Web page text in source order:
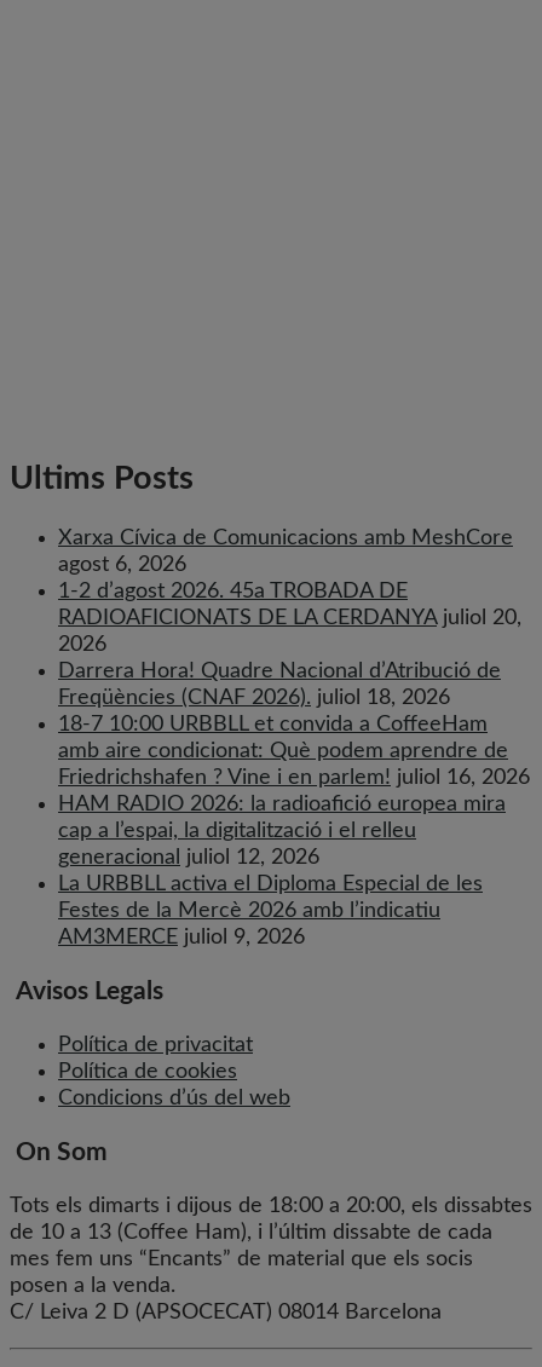
Ultims Posts
Xarxa Cívica de Comunicacions amb MeshCore
agost 6, 2026
1-2 d’agost 2026. 45a TROBADA DE
RADIOAFICIONATS DE LA CERDANYA juliol 20,
2026
Darrera Hora! Quadre Nacional d’Atribució de
Freqüències (CNAF 2026). juliol 18, 2026
18-7 10:00 URBBLL et convida a CoffeeHam
amb aire condicionat: Què podem aprendre de
Friedrichshafen ? Vine i en parlem! juliol 16, 2026
HAM RADIO 2026: la radioafició europea mira
cap a l’espai, la digitalització i el relleu
generacional
juliol 12, 2026
La URBBLL activa el Diploma Especial de les
Festes de la Mercè 2026 amb l’indicatiu
AM3MERCE juliol 9, 2026
Avisos Legals
Política de privacitat
Política de cookies
Condicions d’ús del web
On Som
Tots els dimarts i dijous de 18:00 a 20:00, els dissabtes
de 10 a 13 (Coffee Ham), i l’últim dissabte de cada
mes fem uns “Encants” de material que els socis
posen a la venda.
C/ Leiva 2 D (APSOCECAT) 08014 Barcelona